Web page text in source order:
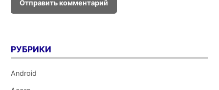
РУБРИКИ
Android